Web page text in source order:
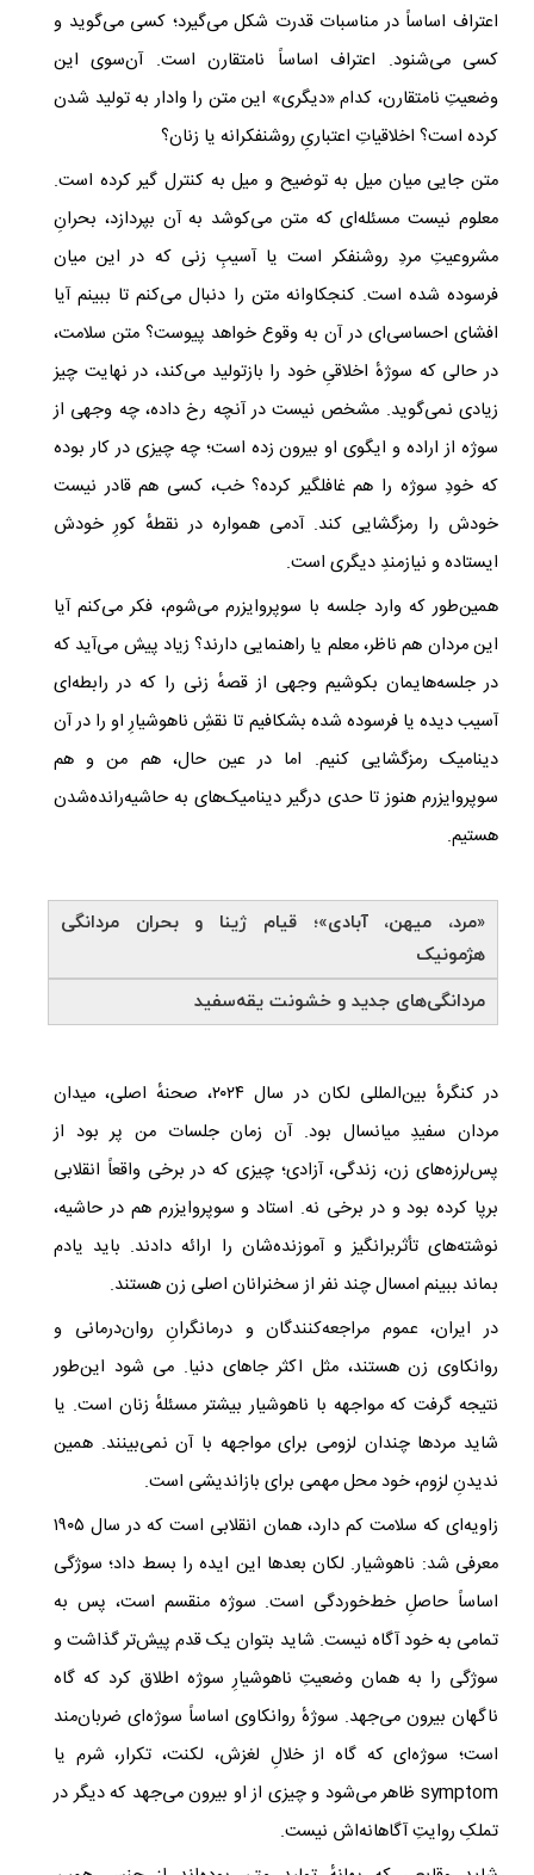
اعتراف اساساً در مناسبات قدرت شکل می‌گیرد؛ کسی می‌گوید و
کسی می‌شنود. اعتراف اساساً نامتقارن است. آن‌سوی این
وضعیتِ نامتقارن، کدام «دیگری» این متن را وادار به تولید شدن
کرده است؟ اخلاقیاتِ اعتباریِ روشنفکرانه یا زنان؟
متن جایی میان میل به توضیح و میل به کنترل گیر کرده است.
معلوم نیست مسئله‌ای که متن می‌کوشد به آن بپردازد، بحرانِ
مشروعیتِ مردِ روشنفکر است یا آسیبِ زنی که در این میان
فرسوده شده است. کنجکاوانه متن را دنبال می‌کنم تا ببینم آیا
افشای احساسی‌ای در آن به وقوع خواهد پیوست؟ متن سلامت،
در حالی که سوژه‌ٔ اخلاقیِ خود را بازتولید می‌کند، در نهایت چیز
زیادی نمی‌گوید. مشخص نیست در آنچه رخ داده، چه وجهی از
سوژه از اراده و ایگوی او بیرون زده است؛ چه چیزی در کار بوده
که خودِ سوژه را هم غافلگیر کرده؟ خب، کسی هم قادر نیست
خودش را رمزگشایی کند. آدمی همواره در نقطه‌ٔ کورِ خودش
ایستاده و نیازمندِ دیگری است.
همین‌طور که وارد جلسه با سوپروایزرم می‌شوم، فکر می‌کنم آیا
این مردان هم ناظر، معلم یا راهنمایی دارند؟ زیاد پیش می‌آید که
در جلسه‌هایمان بکوشیم وجهی از قصه‌ٔ زنی را که در رابطه‌ای
آسیب دیده یا فرسوده شده بشکافیم تا نقشِ ناهوشیارِ او را در آن
دینامیک رمزگشایی کنیم. اما در عین حال، هم من و هم
سوپروایزرم هنوز تا حدی درگیر دینامیک‌های به‌ حاشیه‌رانده‌شدن
هستیم.
«مرد، میهن، آبادی»؛ قیام ژینا و بحران مردانگی
هژمونیک
مردانگی‌های جدید و خشونت یقه‌سفید
در کنگره‌ٔ بین‌المللی لکان در سال ۲۰۲۴، صحنهٔ اصلی، میدان
مردان سفیدِ میانسال بود. آن زمان جلسات من پر بود از
پس‌لرزه‌های زن، زندگی، آزادی؛ چیزی که در برخی واقعاً انقلابی
برپا کرده بود و در برخی نه. استاد و سوپروایزرم هم در حاشیه،
نوشته‌های تأثربرانگیز و آموزنده‌شان را ارائه دادند. باید یادم
بماند ببینم امسال چند نفر از سخنرانان اصلی زن هستند.
در ایران، عموم مراجعه‌کنندگان و درمانگرانِ روان‌درمانی و
روانکاوی زن هستند، مثل اکثر جاهای دنیا. می شود این‌طور
نتیجه گرفت که مواجهه با ناهوشیار بیشتر مسئله‌ٔ زنان است. یا
شاید مردها چندان لزومی برای مواجهه با آن نمی‌بینند. همین
ندیدنِ لزوم، خود محل مهمی برای بازاندیشی است.
زاویه‌ای که سلامت کم دارد، همان انقلابی است که در سال ۱۹۰۵
معرفی شد: ناهوشیار. لکان بعدها این ایده را بسط داد؛ سوژگی
اساساً حاصلِ خط‌خوردگی است. سوژه منقسم است، پس به
تمامی به خود آگاه نیست. شاید بتوان یک قدم پیش‌تر گذاشت و
سوژگی را به همان وضعیتِ ناهوشیارِ سوژه اطلاق کرد که گاه
ناگهان بیرون می‌جهد. سوژهٔ روانکاوی اساساً سوژه‌ای ضربان‌مند
است؛ سوژه‌ای که گاه از خلالِ لغزش، لکنت، تکرار، شرم یا
symptom ظاهر می‌شود و چیزی از او بیرون می‌جهد که دیگر در
تملکِ روایتِ آگاهانه‌اش نیست.